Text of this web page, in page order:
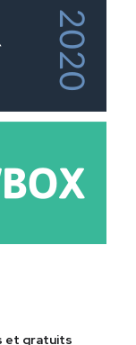
et gratuits